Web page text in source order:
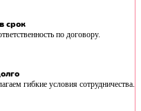
срок
по договору.
гибкие условия сотрудничества.